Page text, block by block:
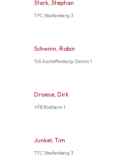
Stark, Stephan
TFC Staufenberg 3
Schwinn, Robin
TuS Aschaffenburg-Damm 1
Droese, Dirk
VfB Rodheim 1
Junkel, Tim
TFC Staufenberg 3